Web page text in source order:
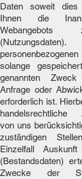
Daten soweit
Ihnen die
Webangebots
solange
genannten
Anfrage oder
erforderlich ist.
handelsrechtliche
von uns
zuständigen
Einzelfall
(Bestandsdaten)
Zwecke der